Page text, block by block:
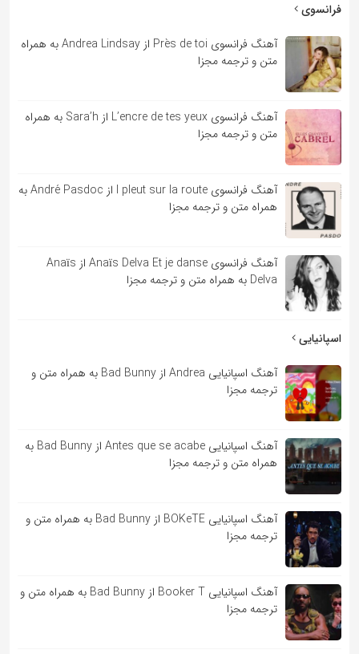
فرانسوی
آهنگ فرانسوی Près de toi از Andrea Lindsay به همراه
متن و ترجمه مجزا
آهنگ فرانسوی L’encre de tes yeux از Sara’h به همراه
متن و ترجمه مجزا
آهنگ فرانسوی l pleut sur la route از André Pasdoc به
همراه متن و ترجمه مجزا
آهنگ فرانسوی Anaïs Delva Et je danse از Anaïs
Delva به همراه متن و ترجمه مجزا
اسپانیایی
آهنگ اسپانیایی Andrea از Bad Bunny به همراه متن و
ترجمه مجزا
آهنگ اسپانیایی Antes que se acabe از Bad Bunny به
همراه متن و ترجمه مجزا
آهنگ اسپانیایی BOKeTE از Bad Bunny به همراه متن و
ترجمه مجزا
آهنگ اسپانیایی Booker T از Bad Bunny به همراه متن و
ترجمه مجزا